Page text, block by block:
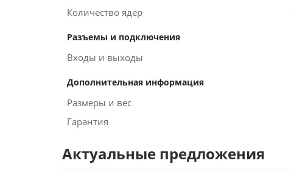
Количество ядер
Разъемы и подключения
Входы и выходы
Дополнительная информация
Размеры и вес
Гарантия
Актуальные предложения